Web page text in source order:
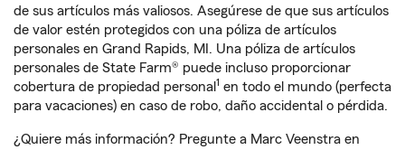
de sus artículos más valiosos. Asegúrese de que sus artículos
de valor estén protegidos con una póliza de artículos
personales en Grand Rapids, MI. Una póliza de artículos
personales de State Farm® puede incluso proporcionar
cobertura de propiedad personal 1 en todo el mundo (perfecta
para vacaciones) en caso de robo, daño accidental o pérdida.
¿Quiere más información? Pregunte a Marc Veenstra en